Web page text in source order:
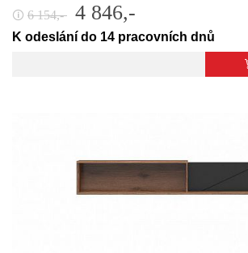
🛈 6 154,- 4 846,-
K odeslání do 14 pracovních dnů